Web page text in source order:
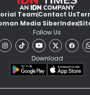
TeamContact Us
Media SiberIndex
Follow Us
Download